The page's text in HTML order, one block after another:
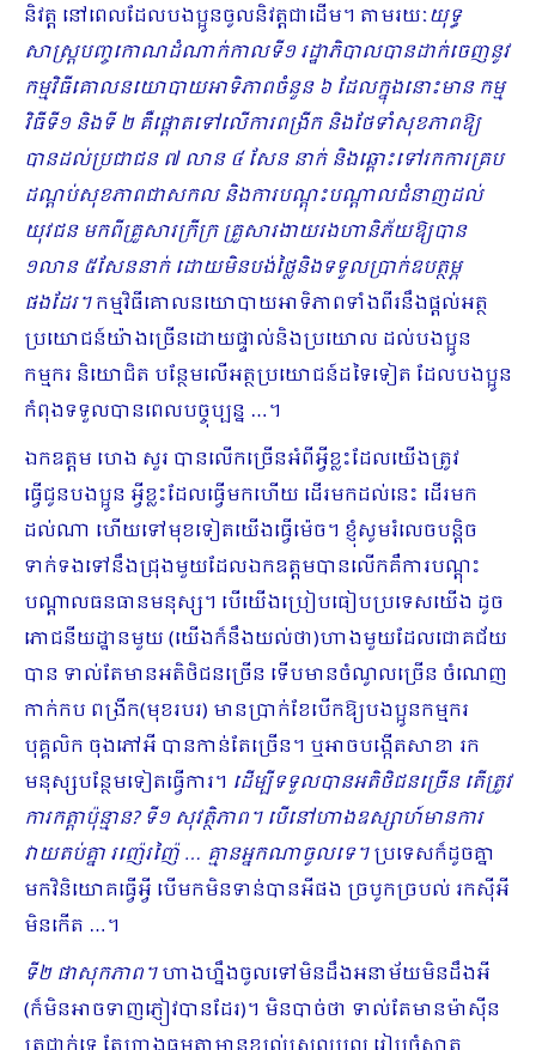
និវត្ដ នៅពេលដែលបងប្អូនចូលនិវត្ដជាដើម។​ តាមរយៈយុទ្ធ
សាស្ដ្របញ្ចកោណដំ​ណាក់កាលទី១ រដ្ឋាភិបាលបានដាក់ចេញនូវ
កម្មវិធីគោលនយោបាយអាទិភាពចំនួន ៦ ដែលក្នុងនោះមាន កម្ម
វិធីទី១ និងទី ២ គឺផ្ដោតទៅលើការពង្រីក និងថែទាំសុខភាពឱ្យ
បានដល់ប្រជាជន ៧ លាន ៤ សែន នាក់ និងឆ្ពោះទៅរកការគ្រប
ដណ្ដប់សុខភាពជាសកល និងការបណ្ដុះបណ្ដាលជំនាញដល់
យុវជន មកពីគ្រួសារក្រីក្រ គ្រួសារងាយរងហានិភ័យឱ្យបាន
១លាន ៥សែននាក់ ដោយមិនបង់ថ្លៃនិងទទួលប្រាក់ឧបត្ថម្ភ
ផងដែរ។កម្មវិធីគោលនយោបាយអាទិភាពទាំងពីរនឹងផ្ដល់អត្ថ
ប្រយោជន៍យ៉ាងច្រើនដោយផ្ទាល់និងប្រយោល ដល់បងប្អូន​
កម្មករ និយោជិត បន្ថែមលើអត្ថប្រយោជន៍ដទៃទៀត ដែលបងប្អូន
កំពុងទទួលបានពេលបច្ចុប្បន្ន …។
ឯកឧត្តម ហេង សួរ បានលើកច្រើនអំពីអ្វីខ្លះដែលយើងត្រូវ
ធ្វើជូនបងប្អូន អ្វីខ្លះដែលធ្វើមកហើយ ដើរមកដល់នេះ ដើរមក
ដល់ណា ហើយទៅមុខទៀតយើងធ្វើម៉េច។ ខ្ញុំសូមរំលេចបន្ដិច
ទាក់ទងទៅនឹង​ជ្រុង​​មួយដែលឯកឧត្តមបានលើកគឺការបណ្ដុះ
បណ្ដាលធនធានមនុស្ស។ បើយើងប្រៀបធៀបប្រទេសយើង ដូច
ភោជនីយដ្ឋានមួយ (យើងក៏នឹងយល់ថា)ហាងមួយដែលជោគជ័យ
បាន ទាល់តែមានអតិថិជនច្រើន ទើបមានចំណូលច្រើន ចំណេញ
កាក់កប ពង្រីក(មុខរបរ) មានប្រាក់ខែបើកឱ្យបងប្អូនកម្មករ
បុគ្គលិក ចុងភៅអី បានកាន់តែច្រើន។ ឬអាចបង្កើតសាខា រក
មនុស្សបន្ថែមទៀតធ្វើការ។ ដើម្បីទទួលបានអតិថិជនច្រើន តើត្រូវ
ការ​កត្ដាប៉ុន្មាន? ទី១ សុវត្ថិភាព។ បើនៅហាងឧស្សាហ៍មានការ
វាយតប់គ្នា រញ៉េរញ៉ៃ … គ្មានអ្នកណាចូលទេ។ប្រទេសក៏ដូចគ្នា
មកវិនិយោគធ្វើអ្វី បើមកមិនទាន់បានអីផង ច្របូកច្របល់ រកស៊ីអី
មិនកើត …។
ទី២ ផាសុកភាព។ហាងហ្នឹងចូលទៅមិនដឹងអនាម័យមិនដឹងអី
(ក៏មិនអាចទាញភ្ញៀវបានដែរ)។ មិនបាច់ថា ទាល់តែមានម៉ាស៊ីន